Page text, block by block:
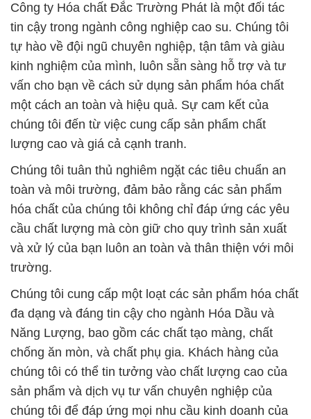
Công ty Hóa chất Đắc Trường Phát là một đối tác
tin cậy trong ngành công nghiệp cao su. Chúng tôi
tự hào về đội ngũ chuyên nghiệp, tận tâm và giàu
kinh nghiệm của mình, luôn sẵn sàng hỗ trợ và tư
vấn cho bạn về cách sử dụng sản phẩm hóa chất
một cách an toàn và hiệu quả. Sự cam kết của
chúng tôi đến từ việc cung cấp sản phẩm chất
lượng cao và giá cả cạnh tranh.
Chúng tôi tuân thủ nghiêm ngặt các tiêu chuẩn an
toàn và môi trường, đảm bảo rằng các sản phẩm
hóa chất của chúng tôi không chỉ đáp ứng các yêu
cầu chất lượng mà còn giữ cho quy trình sản xuất
và xử lý của bạn luôn an toàn và thân thiện với môi
trường.
Chúng tôi cung cấp một loạt các sản phẩm hóa chất
đa dạng và đáng tin cậy cho ngành Hóa Dầu và
Năng Lượng, bao gồm các chất tạo màng, chất
chống ăn mòn, và chất phụ gia. Khách hàng của
chúng tôi có thể tin tưởng vào chất lượng cao của
sản phẩm và dịch vụ tư vấn chuyên nghiệp của
chúng tôi để đáp ứng mọi nhu cầu kinh doanh của